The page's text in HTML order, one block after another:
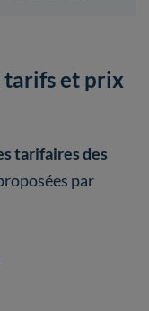
tarifs et prix
tarifaires des
par